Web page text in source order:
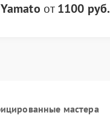
от1100 руб.
мастера